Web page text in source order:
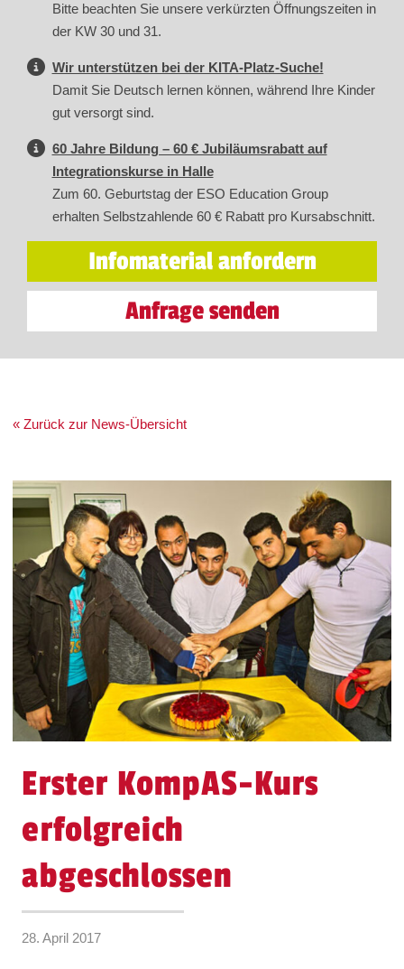
Bitte beachten Sie unsere verkürzten Öffnungszeiten in
der KW 30 und 31.
Wir unterstützen bei der KITA-Platz-Suche!
Damit Sie Deutsch lernen können, während Ihre Kinder
gut versorgt sind.
60 Jahre Bildung – 60 € Jubiläumsrabatt auf
Integrationskurse in Halle
Zum 60. Geburtstag der ESO Education Group
erhalten Selbstzahlende 60 € Rabatt pro Kursabschnitt.
Infomaterial anfordern
Anfrage senden
« Zurück zur News-Übersicht
Erster KompAS-Kurs
erfolgreich
abgeschlossen
28. April 2017